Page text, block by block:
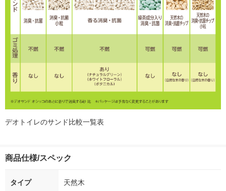
デオトイレのサンド比較一覧表
商品仕様/スペック
タイプ 天然木